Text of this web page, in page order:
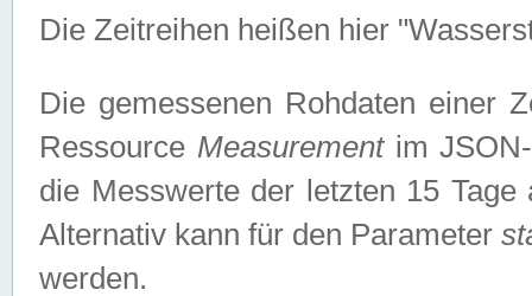
Die Zeitreihen heißen hier
Die gemessenen Rohdaten einer
Ressource Measurementim JSON-
die Messwerte der letzten 15
Alternativ kann für den Parameter
werden.